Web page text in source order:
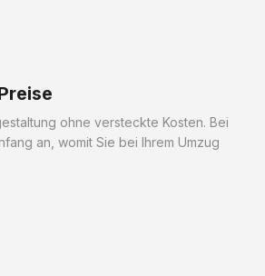
ohne versteckte Kosten. Bei
an, womit Sie bei Ihrem Umzug